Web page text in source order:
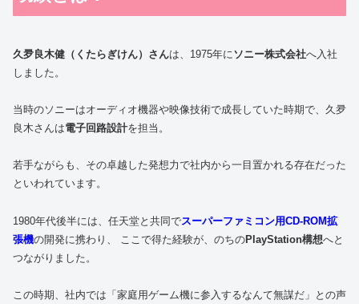
久夛良木健（くたらぎけん）さんは、1975年に ソニー株式会社へ入社
しました。
当時のソニーはオーディオ機器や映像技術で成長していた時期で、久夛
良木さんは電子回路設計を担当。
若手ながらも、その卓越した発想力で社内から一目置かれる存在だった
といわれています。
1980年代後半には、任天堂と共同でスーパーファミコン用CD-ROM拡
張機の開発に携わり、 ここで得た経験が、のちのPlayStation構想へと
つながりました。
この時期、社内では「家庭用ゲーム機に参入するなんて無謀だ」との声